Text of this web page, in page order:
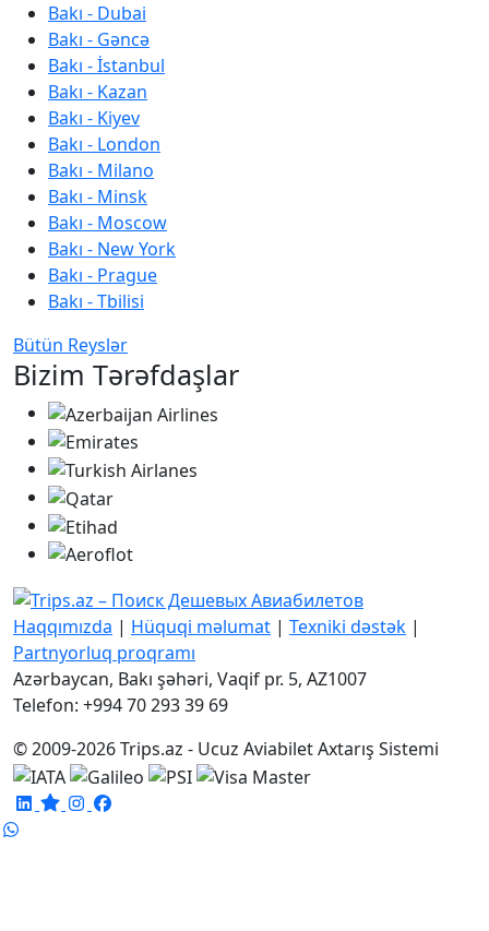
Bakı - Dubai
Bakı - Gəncə
Bakı - İstanbul
Bakı - Kazan
Bakı - Kiyev
Bakı - London
Bakı - Milano
Bakı - Minsk
Bakı - Moscow
Bakı - New York
Bakı - Prague
Bakı - Tbilisi
Bütün Reyslər
Bizim Tərəfdaşlar
Haqqımızda | Hüquqi məlumat | Texniki dəstək |
Partnyorluq proqramı
Azərbaycan, Bakı şəhəri, Vaqif pr. 5, AZ1007
Telefon: +994 70 293 39 69
© 2009-2026 Trips.az - Ucuz Aviabilet Axtarış Sistemi